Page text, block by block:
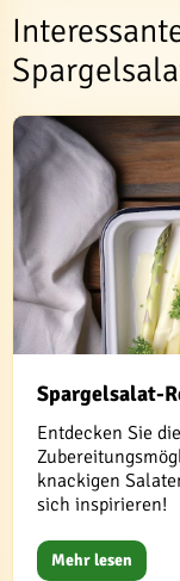
Spargelsalat-
Entdecken Sie
knackigen
sich inspirieren!
Mehr lesen